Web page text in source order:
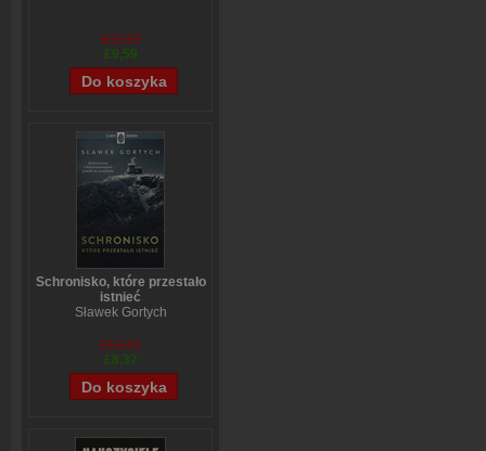
£11,93
£9,59
Schronisko, które przestało
istnieć
Sławek Gortych
£10,42
£8,37